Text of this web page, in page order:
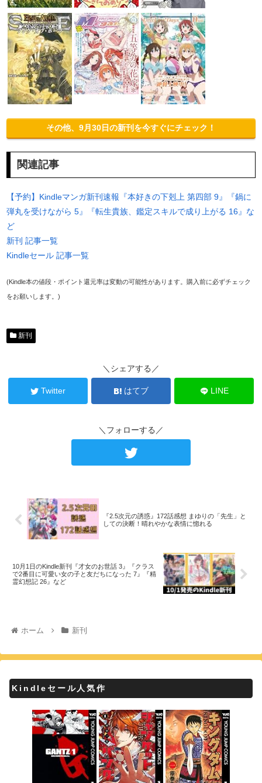
その他、9月30日の新刊を今すぐにチェック！
関連記事
【予約】Kindleマンガ新刊速報『本好きの下剋上 第四部 9』『鍋に
弾丸を受けながら 5』『転生貴族、鑑定スキルで成り上がる 16』な
ど
新刊 記事一覧
Kindleセール 記事一覧
(Kindle本の値段・ポイント還元率は変動の可能性があります。購入前に必ずチェック
をお願いします。)
新刊
＼シェアする／
Twitter はてブ LINE
＼フォローする／
『2.5次元の誘惑』172話感想 まゆりの「先生」と
しての決断！晴れやかな表情に惚れる
10月1日のKindle新刊『才女のお世話 3』『クラス
で2番目に可愛い女の子と友だちになった 7』『精
霊幻想記 26』など
ホーム 新刊
Kindleセール人気作